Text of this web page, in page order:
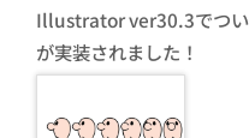
Illustrator ver30.3でつい
が実装されました！